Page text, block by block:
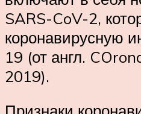
SARS-CoV-2,
коронавирусную
19 (от англ.
2019).